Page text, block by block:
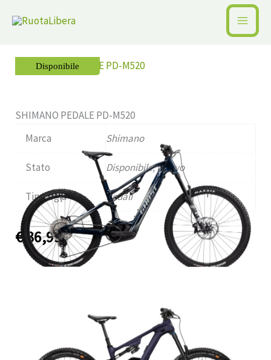
Home /Pagina precedente
Disponibile
SHIMANO PEDALE PD-M520
Marca
Shimano
Stato Disponibile, Nuovo
Tipologia Pedali
€ 36,99